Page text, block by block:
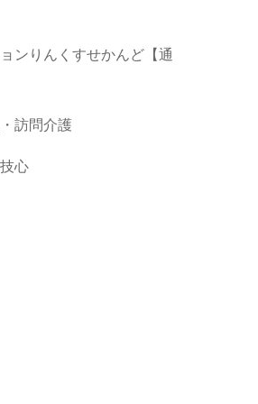
ンりんくすせかんど【通
訪問介護
心